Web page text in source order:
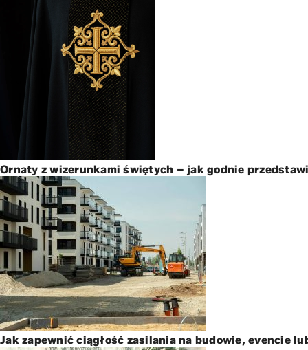
Ornaty z wizerunkami świętych – jak godnie
Jak zapewnić ciągłość zasilania na budowie, evencie